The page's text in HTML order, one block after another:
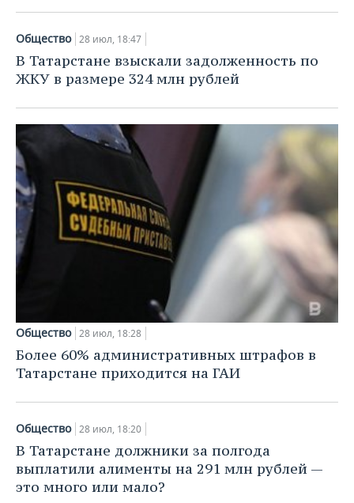
Общество 28 июл, 18:47
В Татарстане взыскали задолженность по
ЖКУ в размере 324 млн рублей
Общество 28 июл, 18:28
Более 60% административных штрафов в
Татарстане приходится на ГАИ
Общество 28 июл, 18:20
В Татарстане должники за полгода
выплатили алименты на 291 млн рублей —
это много или мало?